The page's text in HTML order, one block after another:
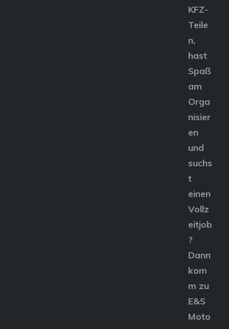
KFZ-
Teile
n,
hast
Spaß
am
Orga
nisier
en
und
suchs
t
einen
Vollz
eitjob
?
Dann
kom
m zu
E&S
Moto